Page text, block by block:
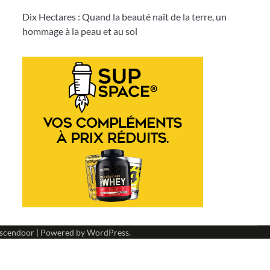
Dix Hectares : Quand la beauté naît de la terre, un
hommage à la peau et au sol
| Powered byWordPress.